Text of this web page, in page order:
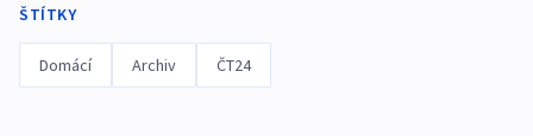
ŠTÍTKY
Domácí Archiv ČT24